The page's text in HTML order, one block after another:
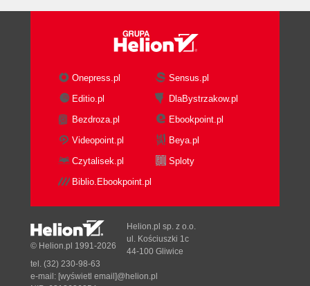
Onepress.pl
Sensus.pl
Editio.pl
DlaBystrzakow.pl
Bezdroza.pl
Ebookpoint.pl
Videopoint.pl
Beya.pl
Czytalisek.pl
Sploty
Biblio.Ebookpoint.pl
© Helion.pl 1991-2026
Helion.pl sp. z o.o.
ul. Kościuszki 1c
44-100 Gliwice
tel. (32) 230-98-63
e-mail: [wyświetl email]@helion.pl